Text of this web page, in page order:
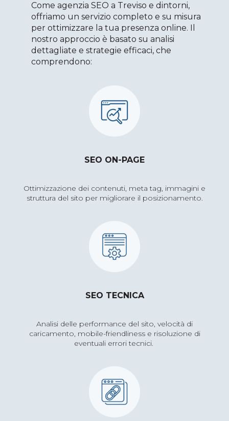
Come agenzia SEO a Treviso e dintorni,
offriamo un servizio completo e su misura
per ottimizzare la tua presenza online. Il
nostro approccio è basato su analisi
dettagliate e strategie efficaci, che
comprendono:
SEO ON-PAGE
Ottimizzazione dei contenuti, meta tag, immagini e
struttura del sito per migliorare il posizionamento.
SEO TECNICA
Analisi delle performance del sito, velocità di
caricamento, mobile-friendlinesse risoluzione di
eventuali errori tecnici.